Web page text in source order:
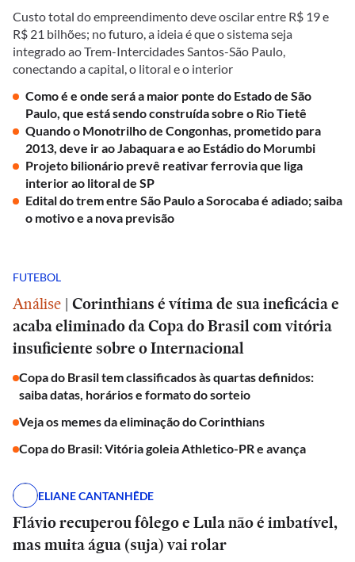
Custo total do empreendimento deve oscilar entre R$ 19 e
R$ 21 bilhões; no futuro, a ideia é que o sistema seja
integrado ao Trem-Intercidades Santos-São Paulo,
conectando a capital, o litoral e o interior
Como é e onde será a maior ponte do Estado de São
Paulo, que está sendo construída sobre o Rio Tietê
Quando o Monotrilho de Congonhas, prometido para
2013, deve ir ao Jabaquara e ao Estádio do Morumbi
Projeto bilionário prevê reativar ferrovia que liga
interior ao litoral de SP
Edital do trem entre São Paulo a Sorocaba é adiado; saiba
o motivo e a nova previsão
FUTEBOL
Análise | Corinthians é vítima de sua ineficácia e
acaba eliminado da Copa do Brasil com vitória
insuficiente sobre o Internacional
Copa do Brasil tem classificados às quartas definidos:
saiba datas, horários e formato do sorteio
Veja os memes da eliminação do Corinthians
Copa do Brasil: Vitória goleia Athletico-PR e avança
ELIANE CANTANHÊDE
Flávio recuperou fôlego e Lula não é imbatível,
mas muita água (suja) vai rolar